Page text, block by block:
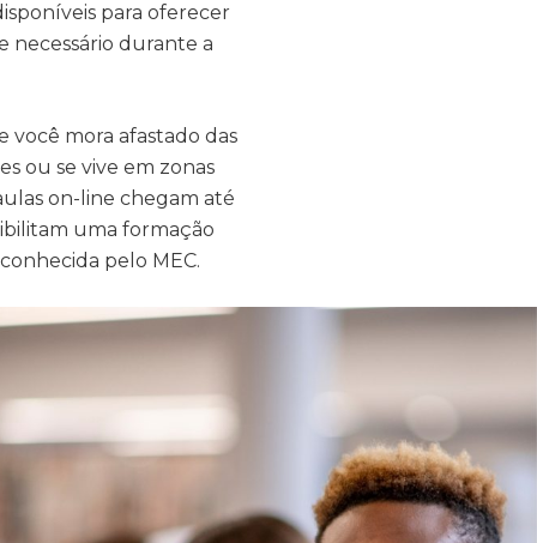
para oferecer
necessário durante a
você mora afastado das
ou se vive em zonas
on-line chegam até
uma formação
pelo MEC.